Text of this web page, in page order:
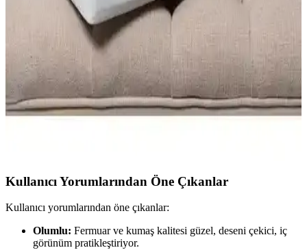
Bavul kılıfı, valizinizi çizilmelere, kirlenmelere ve darbelere karşı
koruyan şık ve fonksiyonel bir seyahat aksesuarıdır. Farklı modeller
ve tasarımlarla, seyahat deneyiminizi iyileştirir ve kişisel tarzınızı
Madame Coco ve Nacarev Hurç Karşılaştırması:
Hangi Depolama Çözümünü Seçmelisiniz
Madame Coco ve Nacarev hurçların özellikleri, kullanım alanları ve
Kullanıcı Yorumlarından Öne Çıkanlar
Kullanıcı yorumlarından öne çıkanlar:
Olumlu: Fermuar ve kumaş kalitesi güzel, deseni çekici, iç
görünüm pratikleştiriyor.